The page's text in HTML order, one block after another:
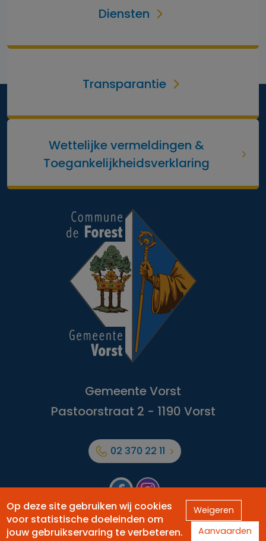
Diensten
Transparantie
Wettelijke vermeldingen &
Toegankelijkheidsverklaring
Gemeente Vorst
Pastoorstraat 2 - 1190 Vorst
02 370 22 11
Facebook
Forest
Officiële website van de Gemeente Vorst -
Op deze site gebruiken wij cookies
voor statistische doeleinden om
jouw gebruikservaring te verbeteren.
Weigeren
Aanvaarden